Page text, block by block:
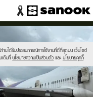
ท่านได้รับประสบการณ์การใช้งานที่ดีที่สุดบน เว็บไซต์
เติมที่ นโยบายความเป็นส่วนตัว และ นโยบายคุกกี้
sr/0/images/logo-
ud/288/1442427/tagline-